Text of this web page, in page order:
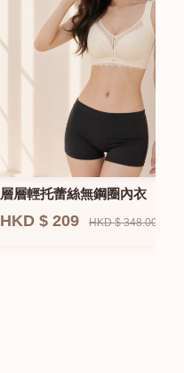
層層輕托蕾絲無鋼圈內衣
HKD $ 209 HKD $ 348.00